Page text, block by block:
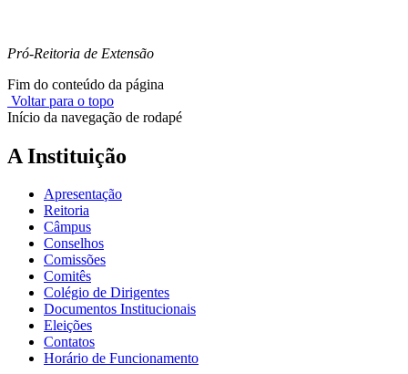
Pró-Reitoria de Extensão
Fim do conteúdo da página
Voltar para o topo
Início da navegação de rodapé
A Instituição
Apresentação
Reitoria
Câmpus
Conselhos
Comissões
Comitês
Colégio de Dirigentes
Documentos Institucionais
Eleições
Contatos
Horário de Funcionamento